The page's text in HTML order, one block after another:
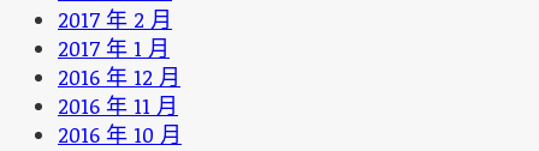
2017 年 2 月
2017 年 1 月
2016 年 12 月
2016 年 11 月
2016 年 10 月